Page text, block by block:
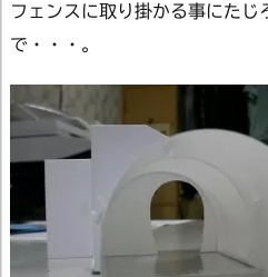
フェンスに取り掛かる事にたじ
で・・・。